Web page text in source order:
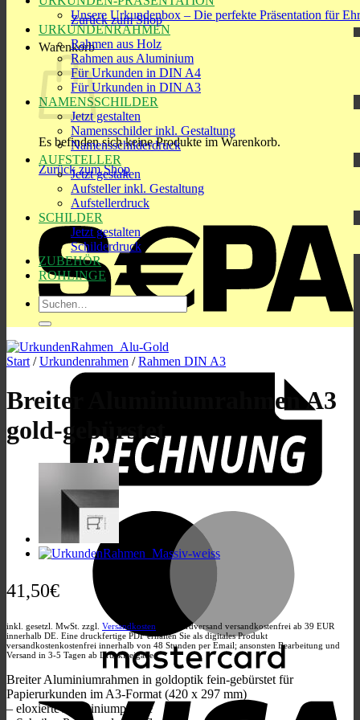
Zurück zum Shop
Warenkorb
Es befinden sich keine Produkte im Warenkorb.
Zurück zum Shop
Unsere Urkundenbox – Die perfekte Präsentation für
URKUNDENRAHMEN
Rahmen aus Holz
Rahmen aus Aluminium
Für Urkunden in DIN A4
Für Urkunden in DIN A3
NAMENSSCHILDER
Jetzt gestalten
Namensschilder inkl. Gestaltung
Namensschilderdruck
AUFSTELLER
Jetzt gestalten
Aufsteller inkl. Gestaltung
Aufstellerdruck
SCHILDER
Jetzt gestalten
Schilderdruck
ZUBEHÖR
ROHLINGE
Suchen
nach:
Start / Urkundenrahmen / Rahmen DIN A3
Breiter Aluminiumrahmen A3
gold-gebürstet
41,50€
inkl. gesetzl. MwSt. zzgl. Versandkosten . Standardversand versandkostenfrei ab 39 EUR
innerhalb DE. Eine druckfertige PDF erhalten Sie als digitales Produkt
versandkostenkostenfrei innerhalb von 48 Stunden per Email; ansonsten Bearbeitung und
Versand in 3-5 Tagen ab Druckfreigabe
Breiter Aluminiumrahmen in goldoptik fein-gebürstet für
Papierurkunden im A3-Format (420 x 297 mm)
– eloxierte Aluminiumprofile